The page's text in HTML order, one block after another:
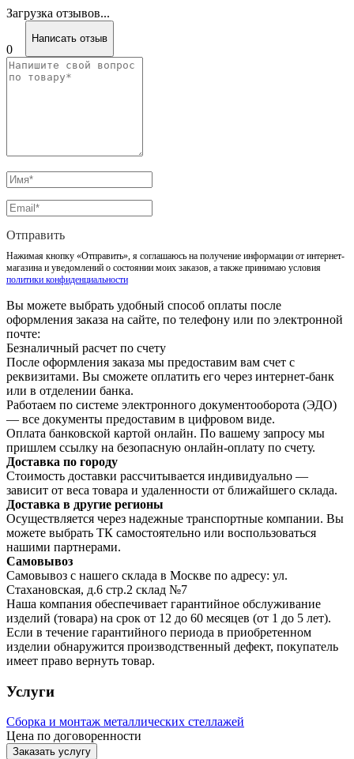
Загрузка отзывов...
0
Написать отзыв
Отправить
Нажимая кнопку «Отправить», я соглашаюсь на получение информации от интернет-
магазина и уведомлений о состоянии моих заказов, а также принимаю условия
политики конфиденциальности
Вы можете выбрать удобный способ оплаты после
оформления заказа на сайте, по телефону или по электронной
почте:
Безналичный расчет по счету
После оформления заказа мы предоставим вам счет с
реквизитами. Вы сможете оплатить его через интернет-банк
или в отделении банка.
Работаем по системе электронного документооборота (ЭДО)
— все документы предоставим в цифровом виде.
Оплата банковской картой онлайн. По вашему запросу мы
пришлем ссылку на безопасную онлайн-оплату по счету.
Доставка по городу
Стоимость доставки рассчитывается индивидуально —
зависит от веса товара и удаленности от ближайшего склада.
Доставка в другие регионы
Осуществляется через надежные транспортные компании. Вы
можете выбрать ТК самостоятельно или воспользоваться
нашими партнерами.
Самовывоз
Самовывоз с нашего склада в Москве по адресу: ул.
Стахановская, д.6 стр.2 склад №7
Наша компания обеспечивает гарантийное обслуживание
изделий (товара) на срок от 12 до 60 месяцев (от 1 до 5 лет).
Если в течение гарантийного периода в приобретенном
изделии обнаружится производственный дефект, покупатель
имеет право вернуть товар.
Услуги
Сборка и монтаж металлических стеллажей
Цена по договоренности
Заказать услугу